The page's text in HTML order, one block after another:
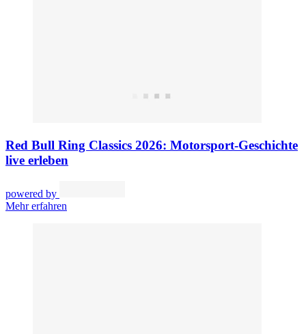
Red Bull Ring Classics 2026: Motorsport-Geschichte
live erleben
powered by
Mehr erfahren